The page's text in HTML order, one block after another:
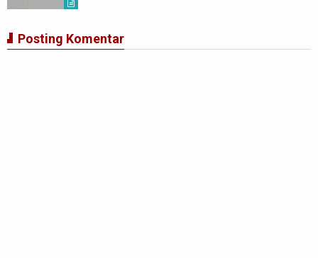
Posting Komentar